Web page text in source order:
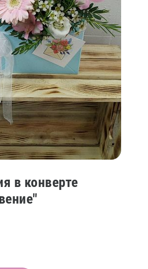
в конверте